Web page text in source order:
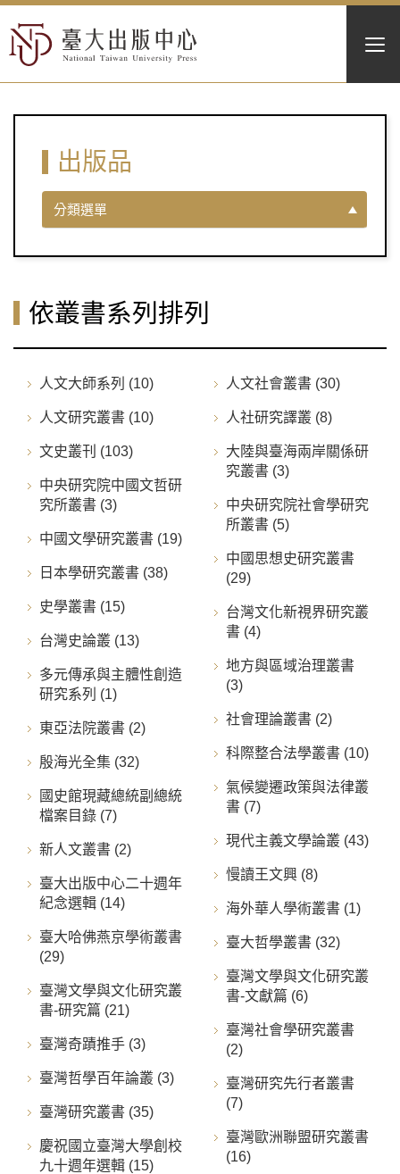
出版品
分類選單
依叢書系列排列
人文大師系列 (10) 人文社會叢書 (30)
人文研究叢書 (10) 人社研究譯叢 (8)
文史叢刊 (103)
大陸與臺海兩岸關係研
究叢書 (3)
中央研究院中國文哲研
究所叢書 (3)
中央研究院社會學研究
所叢書 (5)
中國文學研究叢書 (19)
中國思想史研究叢書
(29)
日本學研究叢書 (38)
史學叢書 (15)
台灣文化新視界研究叢
書 (4)
台灣史論叢 (13)
地方與區域治理叢書
(3)
多元傳承與主體性創造
研究系列 (1)
社會理論叢書 (2)
東亞法院叢書 (2)
科際整合法學叢書 (10)
殷海光全集 (32)
氣候變遷政策與法律叢
書 (7)
國史館現藏總統副總統
檔案目錄 (7)
現代主義文學論叢 (43)
新人文叢書 (2)
慢讀王文興 (8)
臺大出版中心二十週年
紀念選輯 (14)
海外華人學術叢書 (1)
臺大哈佛燕京學術叢書
(29)
臺大哲學叢書 (32)
臺灣文學與文化研究叢
書-文獻篇 (6)
臺灣文學與文化研究叢
書-研究篇 (21)
臺灣社會學研究叢書
(2)
臺灣奇蹟推手 (3)
臺灣哲學百年論叢 (3)
臺灣研究先行者叢書
(7)
臺灣研究叢書 (35)
臺灣歐洲聯盟研究叢書
(16)
慶祝國立臺灣大學創校
九十週年選輯 (15)